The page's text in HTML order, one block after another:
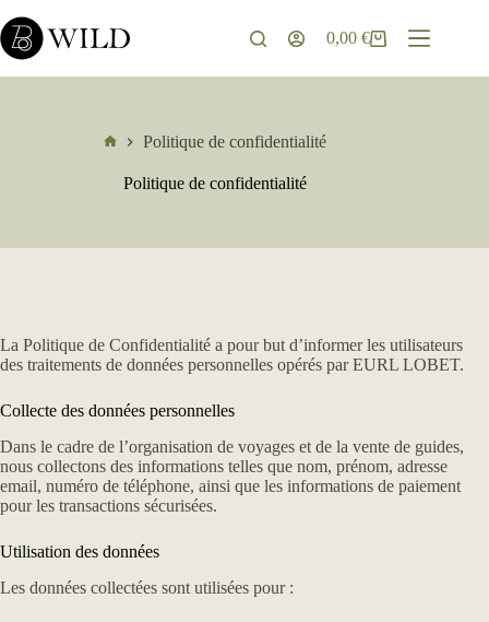
au
contenu
Panier
0,00€
Politique de confidentialité
Politique de confidentialité
La Politique de Confidentialité a pour but d’informer les utilisateurs
des traitements de données personnelles opérés par EURL LOBET.
Collecte des données personnelles
Dans le cadre de l’organisation de voyages et de la vente de guides,
nous collectons des informations telles que nom, prénom, adresse
email, numéro de téléphone, ainsi que les informations de paiement
pour les transactions sécurisées.
Utilisation des données
Les données collectées sont utilisées pour :